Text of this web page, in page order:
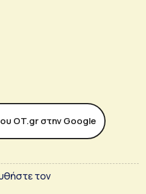
ΟΤ.gr στην Google
τον